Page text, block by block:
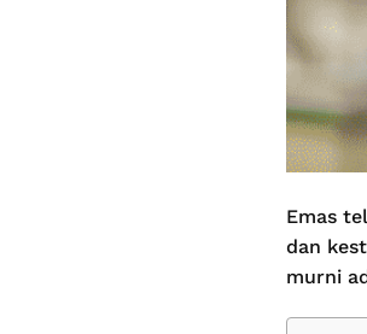
Emas
dan
murni